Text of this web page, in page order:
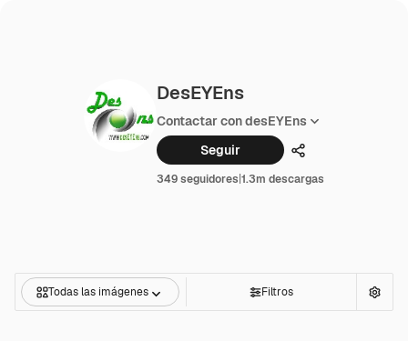
DesEYEns
Contactar con desEYEns
Seguir
Compartir
349 seguidores|1.3m descargas
Todas las imágenes Filtros